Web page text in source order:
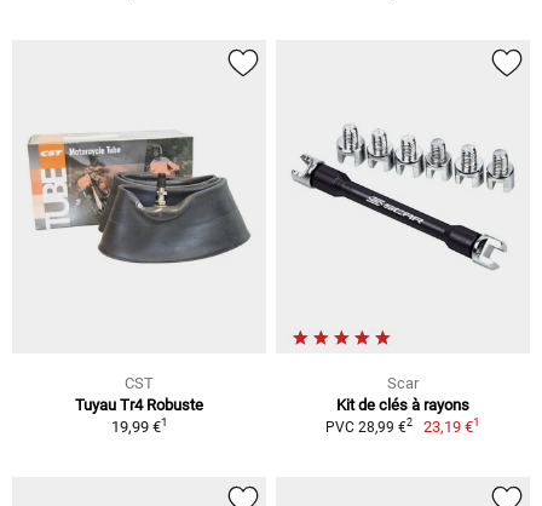
CST
Tuyau Tr4 Robuste
19,99 €1
Scar
Kit de clés à rayons
PVC 28,99 €2 23,19 €1